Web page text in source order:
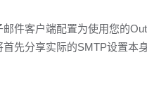
件客户端配置为使用您的
先分享实际的SMTP设置本